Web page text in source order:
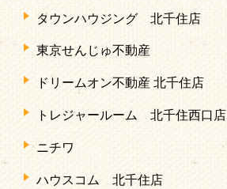
タウンハウジング 北千住店
東京せんじゅ不動産
ドリームオン不動産 北千住店
トレジャールーム 北千住西口店
ニチワ
ハウスコム 北千住店